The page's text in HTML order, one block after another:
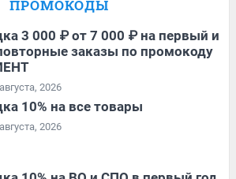
ПРОМОКОДЫ
3 000 ₽ от 7 000 ₽ на первый и
заказы по промокоду
2026
10% на все товары
2026